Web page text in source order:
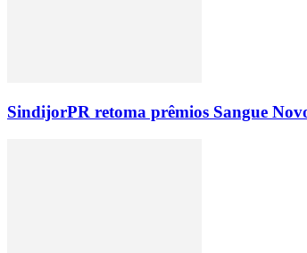
SindijorPR retoma prêmios Sangue